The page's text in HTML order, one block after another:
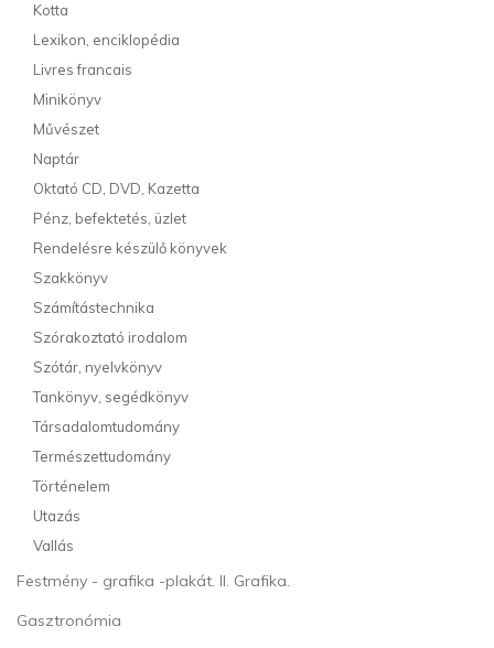
Kotta
Lexikon, enciklopédia
Livres francais
Minikönyv
Művészet
Naptár
Oktató CD, DVD, Kazetta
Pénz, befektetés, üzlet
Rendelésre készülő könyvek
Szakkönyv
Számítástechnika
Szórakoztató irodalom
Szótár, nyelvkönyv
Tankönyv, segédkönyv
Társadalomtudomány
Természettudomány
Történelem
Utazás
Vallás
Festmény - grafika -plakát. II. Grafika.
Gasztronómia